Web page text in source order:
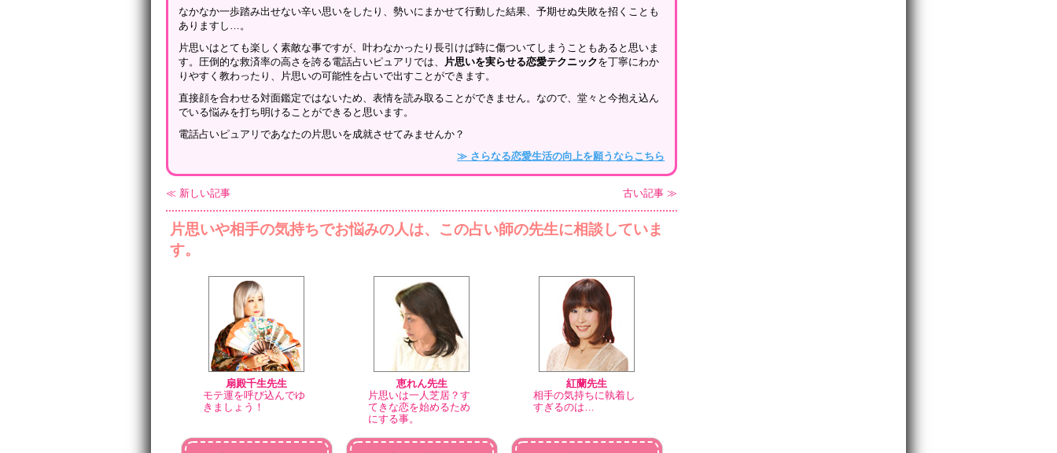
なかなか一歩踏み出せない辛い思いをしたり、勢いにまかせて行動した結果、予期せぬ失敗を招くことも
ありますし…。
片思いはとても楽しく素敵な事ですが、叶わなかったり長引けば時に傷ついてしまうこともあると思いま
す。圧倒的な救済率の高さを誇る電話占いピュアリでは、 片思いを実らせる恋愛テクニックを丁寧にわか
りやすく教わったり、片思いの可能性を占いで出すことができます。
直接顔を合わせる対面鑑定ではないため、表情を読み取ることができません。なので、堂々と今抱え込ん
でいる悩みを打ち明けることができると思います。
電話占いピュアリであなたの片思いを成就させてみませんか？
≫ さらなる恋愛生活の向上を願うならこちら
≪ 新しい記事 古い記事 ≫
片思いや相手の気持ちでお悩みの人は、この占い師の先生に相談していま
す。
扇殿千生先生
モテ運を呼び込んでゆ
きましょう！
恵れん先生
片思いは一人芝居？す
てきな恋を始めるため
にする事。
紅蘭先生
相手の気持ちに執着し
すぎるのは…